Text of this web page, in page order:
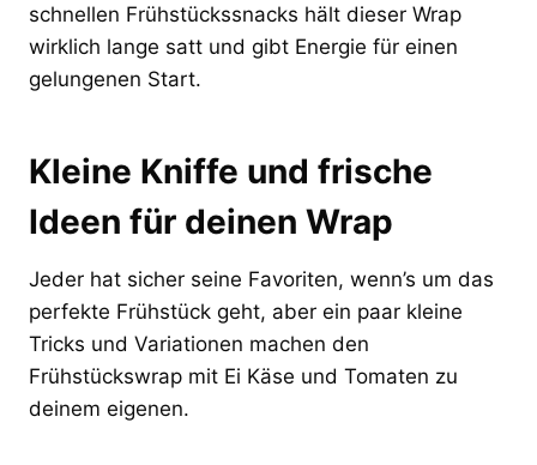
schnellen Frühstückssnacks hält dieser Wrap
wirklich lange satt und gibt Energie für einen
gelungenen Start.
Kleine Kniffe und frische
Ideen für deinen Wrap
Jeder hat sicher seine Favoriten, wenn’s um das
perfekte Frühstück geht, aber ein paar kleine
Tricks und Variationen machen den
Frühstückswrap mit Ei Käse und Tomaten zu
deinem eigenen.